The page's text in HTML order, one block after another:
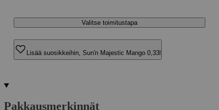
Valitse toimitustapa
Lisää suosikkeihin, Sun'n Majestic Mango 0,33l
Pakkausmerkinnät